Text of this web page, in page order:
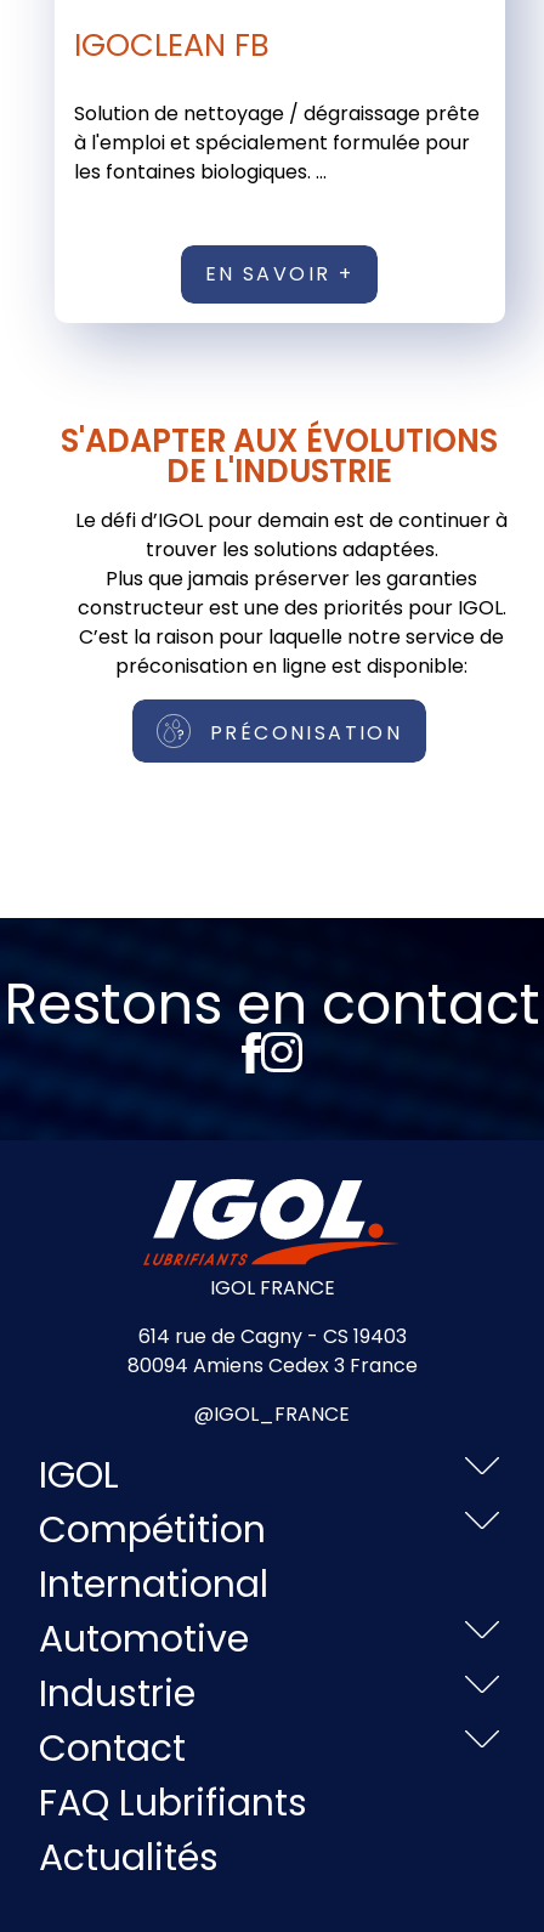
IGOCLEAN FB
Solution de nettoyage / dégraissage prête
à l'emploi et spécialement formulée pour
les fontaines biologiques. ...
EN SAVOIR +
S'ADAPTER AUX ÉVOLUTIONS
DE L'INDUSTRIE
Le défi d’IGOL pour demain est de continuer à
trouver les solutions adaptées.
Plus que jamais préserver les garanties
constructeur est une des priorités pour IGOL.
C’est la raison pour laquelle notre service de
préconisation en ligne est disponible:
PRÉCONISATION
Restons en contact
IGOL FRANCE
614 rue de Cagny - CS 19403
80094 Amiens Cedex 3 France
@IGOL_FRANCE
IGOL
Compétition
International
Automotive
Industrie
Contact
FAQ Lubrifiants
Actualités